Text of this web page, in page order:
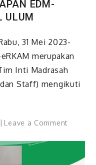
EDM-
ULUM
31 Mei 2023-
merupakan
Inti Madrasah
Staff) mengikuti
Leave a Commenton
EDM-